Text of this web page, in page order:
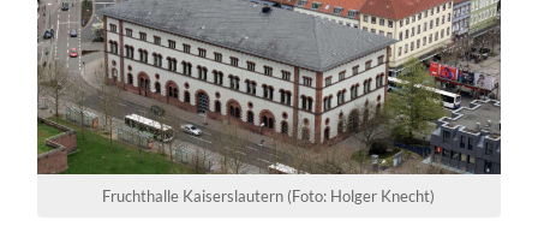
Fruchthalle Kaiserslautern (Foto: Holger Knecht)